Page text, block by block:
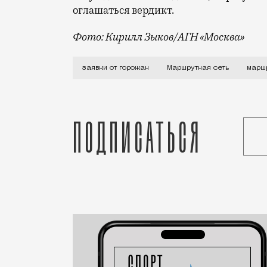
оглашаться вердикт.
Фото: Кирилл Зыков/АГН «Москва»
Москва приступила к созданию
заявки от горожан Маршрутная сеть
Подписаться